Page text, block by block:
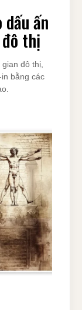
ấn
thị
đô thị,
bằng các